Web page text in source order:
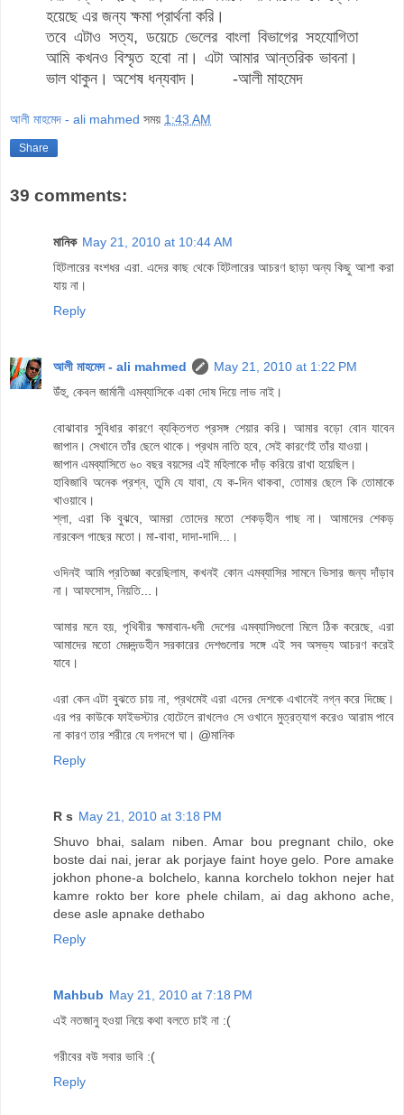
হয়েছে এর জন্য ক্ষমা প্রার্থনা করি।
তবে এটাও সত্য, ডয়েচে ভেলের বাংলা বিভাগের সহযোগিতা
আমি কখনও বিস্মৃত হবো না। এটা আমার আন্তরিক ভাবনা।
ভাল থাকুন। অশেষ ধন্যবাদ। -আলী মাহমেদ
আলী মাহমেদ - ali mahmed সময় 1:43 AM
Share
39 comments:
মানিক May 21, 2010 at 10:44 AM
হিটলারের বংশধর এরা. এদের কাছ থেকে হিটলারের আচরণ ছাড়া অন্য কিছু আশা করা
যায় না।
Reply
আলী মাহমেদ - ali mahmed
May 21, 2010 at 1:22 PM
উঁহু, কেবল জার্মানী এমব্যাসিকে একা দোষ দিয়ে লাভ নাই।
বোঝাবার সুবিধার কারণে ব্যক্তিগত প্রসঙ্গ শেয়ার করি। আমার বড়ো বোন যাবেন
জাপান। সেখানে তাঁর ছেলে থাকে। প্রথম নাতি হবে, সেই কারণেই তাঁর যাওয়া।
জাপান এমব্যাসিতে ৬০ বছর বয়সের এই মহিলাকে দাঁড় করিয়ে রাখা হয়েছিল।
হাবিজাবি অনেক প্রশ্ন, তুমি যে যাবা, যে ক-দিন থাকবা, তোমার ছেলে কি তোমাকে
খাওয়াবে।
শ্লা, এরা কি বুঝবে, আমরা তোদের মতো শেকড়হীন গাছ না। আমাদের শেকড়
নারকেল গাছের মতো। মা-বাবা, দাদা-দাদি...।
ওদিনই আমি প্রতিজ্ঞা করেছিলাম, কখনই কোন এমব্যাসির সামনে ভিসার জন্য দাঁড়াব
না। আফসোস, নিয়তি...।
আমার মনে হয়, পৃথিবীর ক্ষমাবান-ধনী দেশের এমব্যাসিগুলো মিলে ঠিক করেছে, এরা
আমাদের মতো মেরুদন্ডহীন সরকারের দেশগুলোর সঙ্গে এই সব অসভ্য আচরণ করেই
যাবে।
এরা কেন এটা বুঝতে চায় না, প্রথমেই এরা এদের দেশকে এখানেই নগ্ন করে দিচ্ছে।
এর পর কাউকে ফাইভস্টার হোটেলে রাখলেও সে ওখানে মুত্রত্যাগ করেও আরাম পাবে
না কারণ তার শরীরে যে দগদগে ঘা। @মানিক
Reply
R s May 21, 2010 at 3:18 PM
Shuvo bhai, salam niben. Amar bou pregnant chilo, oke
boste dai nai, jerar ak porjaye faint hoye gelo. Pore amake
jokhon phone-a bolchelo, kanna korchelo tokhon nejer hat
kamre rokto ber kore phele chilam, ai dag akhono ache,
dese asle apnake dethabo
Reply
Mahbub May 21, 2010 at 7:18 PM
এই নতজানু হওয়া নিয়ে কথা বলতে চাই না :(
গরীবের বউ সবার ভাবি :(
Reply